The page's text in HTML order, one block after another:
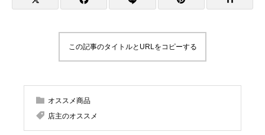
この記事のタイトルとURLをコピーする
オススメ商品
店主のオススメ